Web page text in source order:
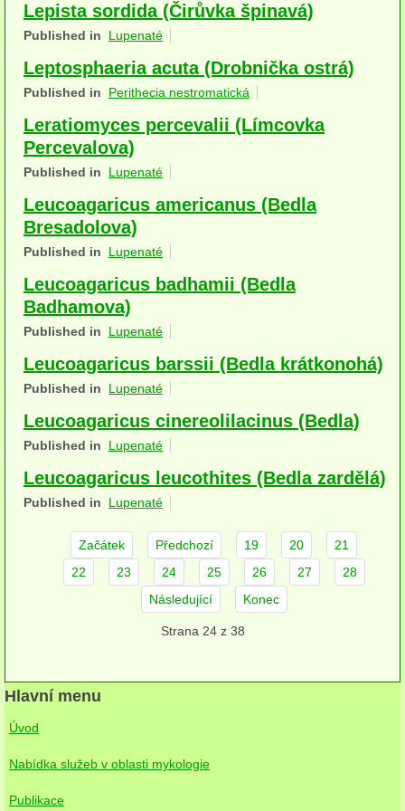
Houby (Fotogalerie)
Apothecia
na dřevě
mykorhizni
terestrické saprotrofní
fungikolní
šišky, plody, květy
koprofilní
muscikolni
herbikolní-dvouděložné
herbikolní-kapraďorosty
Perithecia stromatická
Perithecia nestromatická
Choroše
bílá hniloba
hnědá hniloba
jednoleté
Lepista sordida (Čirůvka špinavá)
Published in Lupenaté
Leptosphaeria acuta (Drobnička ostrá)
Published in Perithecia nestromatická
Leratiomyces percevalii (Límcovka
Percevalova)
Published in Lupenaté
Leucoagaricus americanus (Bedla
Bresadolova)
Published in Lupenaté
Leucoagaricus badhamii (Bedla
Badhamova)
Published in Lupenaté
Leucoagaricus barssii (Bedla krátkonohá)
Published in Lupenaté
Leucoagaricus cinereolilacinus (Bedla)
Published in Lupenaté
Leucoagaricus leucothites (Bedla zardělá)
Published in Lupenaté
Začátek Předchozí 19 20
21
22
23 24 25 26 27
28
Následující
Konec
Strana 24 z 38
Hlavní menu
Úvod
Nabídka služeb v oblasti mykologie
Publikace